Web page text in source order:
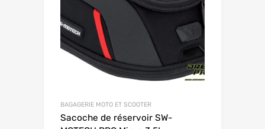
BAGAGERIE MOTO ET SCOOTER
Sacoche de réservoir SW-